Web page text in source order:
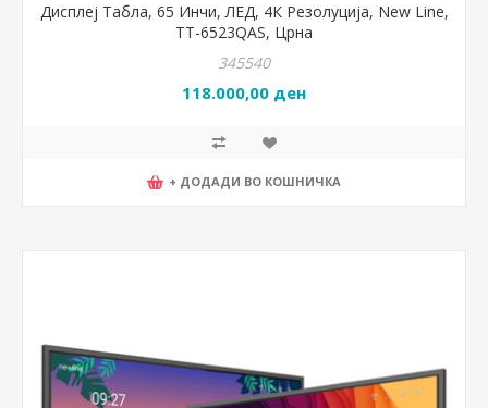
Дисплеј Табла, 65 Инчи, ЛЕД, 4К Резолуција, New Line,
TT-6523QAS, Црна
345540
118.000,00 ден
+ ДОДАДИ ВО КОШНИЧКА